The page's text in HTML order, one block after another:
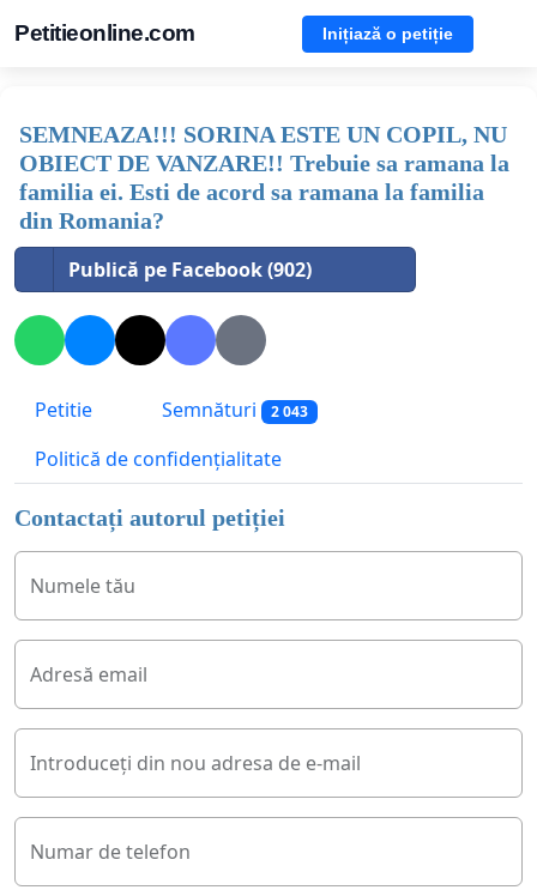
Petitieonline.com Inițiază o petiție
SEMNEAZA!!! SORINA ESTE UN COPIL, NU
OBIECT DE VANZARE!! Trebuie sa ramana la
familia ei. Esti de acord sa ramana la familia
din Romania?
Publică pe Facebook (902)
Petitie Semnături 2 043
Politică de confidențialitate
Contactați autorul petiției
Numele tău
Adresă email
Introduceți din nou adresa de e-mail
Numar de telefon